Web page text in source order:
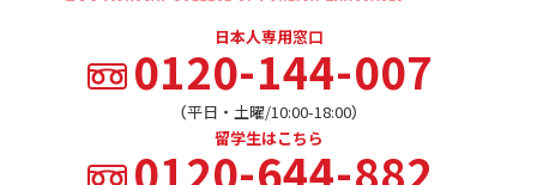
日本人専用窓口
0120-144-007
（平日・土曜/10:00-18:00）
留学生はこちら